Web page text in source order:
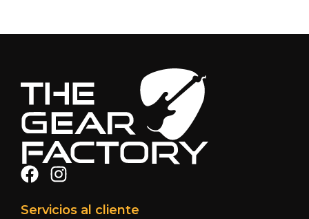
Servicios al cliente